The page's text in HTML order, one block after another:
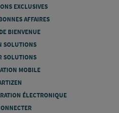
EXCLUSIVES
AFFAIRES
BIENVENUE
SOLUTIONS
SOLUTIONS
MOBILE
ÉLECTRONIQUE